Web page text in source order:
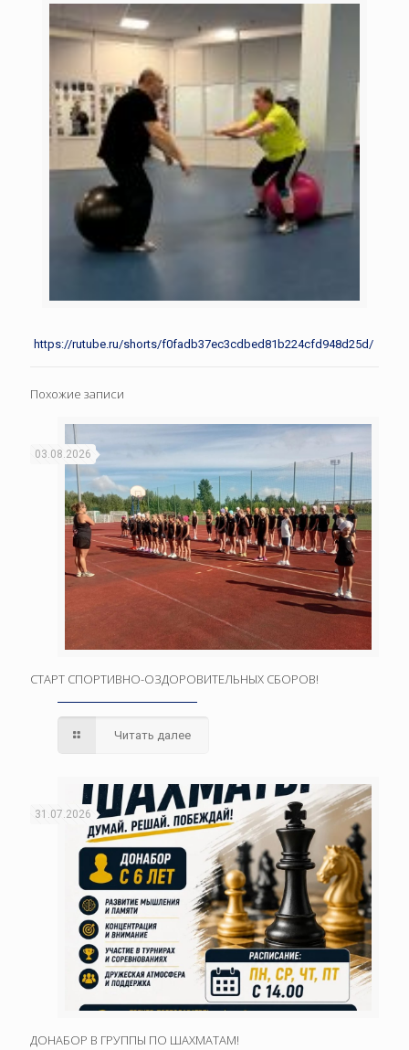
https://rutube.ru/shorts/f0fadb37ec3cdbed81b224cfd948d25d/
Похожие записи
03.08.2026
СТАРТ СПОРТИВНО-ОЗДОРОВИТЕЛЬНЫХ СБОРОВ!
Читать далее
31.07.2026
ДОНАБОР В ГРУППЫ ПО ШАХМАТАМ!